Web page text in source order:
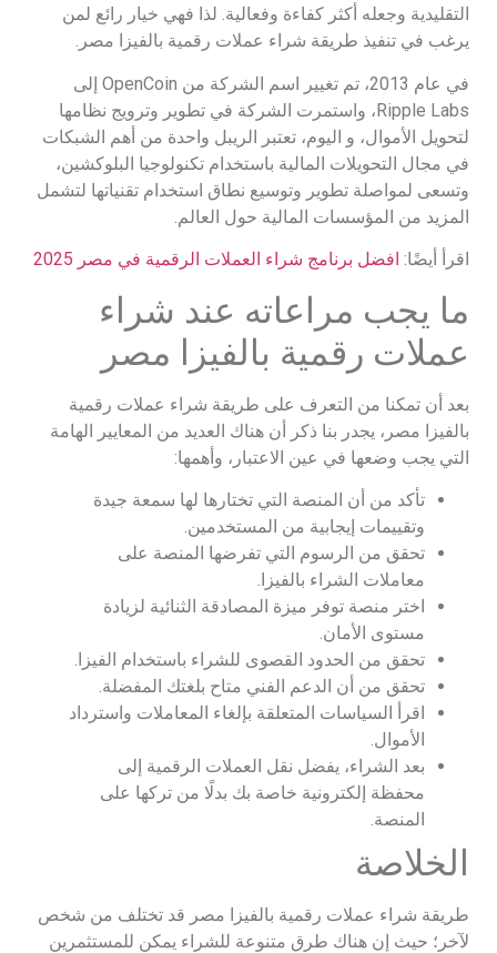
التقليدية وجعله أكثر كفاءة وفعالية. لذا فهي خيار رائع لمن
يرغب في تنفيذ طريقة شراء عملات رقمية بالفيزا مصر.
في عام 2013، تم تغيير اسم الشركة من OpenCoin إلى
Ripple Labs، واستمرت الشركة في تطوير وترويج نظامها
لتحويل الأموال، و اليوم، تعتبر الريبل واحدة من أهم الشبكات
في مجال التحويلات المالية باستخدام تكنولوجيا البلوكشين،
وتسعى لمواصلة تطوير وتوسيع نطاق استخدام تقنياتها لتشمل
المزيد من المؤسسات المالية حول العالم.
اقرأ أيضًا: افضل برنامج شراء العملات الرقمية في مصر 2025
ما يجب مراعاته عند شراء
عملات رقمية بالفيزا مصر
بعد أن تمكنا من التعرف على طريقة شراء عملات رقمية
بالفيزا مصر، يجدر بنا ذكر أن هناك العديد من المعايير الهامة
التي يجب وضعها في عين الاعتبار، وأهمها:
تأكد من أن المنصة التي تختارها لها سمعة جيدة
وتقييمات إيجابية من المستخدمين.
تحقق من الرسوم التي تفرضها المنصة على
معاملات الشراء بالفيزا.
اختر منصة توفر ميزة المصادقة الثنائية لزيادة
مستوى الأمان.
تحقق من الحدود القصوى للشراء باستخدام الفيزا.
تحقق من أن الدعم الفني متاح بلغتك المفضلة.
اقرأ السياسات المتعلقة بإلغاء المعاملات واسترداد
الأموال.
بعد الشراء، يفضل نقل العملات الرقمية إلى
محفظة إلكترونية خاصة بك بدلًا من تركها على
المنصة.
الخلاصة
طريقة شراء عملات رقمية بالفيزا مصر قد تختلف من شخص
لآخر؛ حيث إن هناك طرق متنوعة للشراء يمكن للمستثمرين